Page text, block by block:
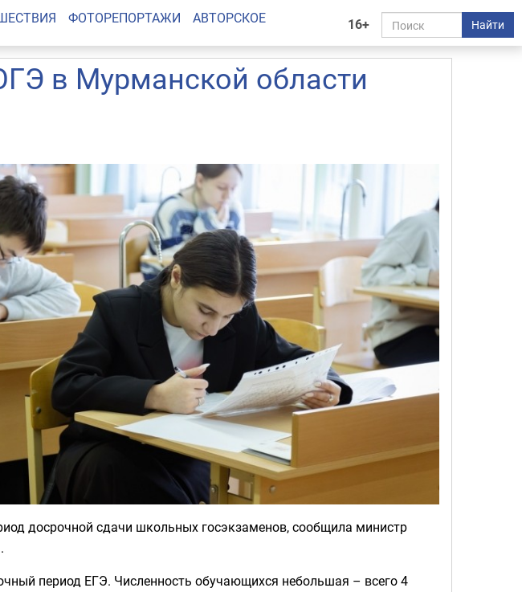
16+ Найти
ФОТОРЕПОРТАЖИ АВТОРСКОЕ
в Мурманской области
досрочной сдачи школьных госэкзаменов, сообщила министр
период ЕГЭ. Численность обучающихся небольшая – всего 4